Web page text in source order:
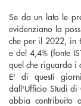
Se da un lato le
evidenziano la
che per il 2022, in
e del 4,4% (fonte
quel che riguarda i
E' di questi
dall'Ufficio Studi di
abbia contribuito